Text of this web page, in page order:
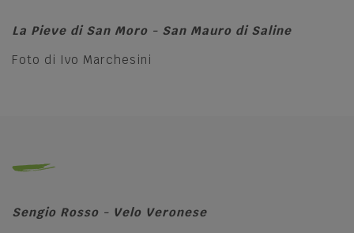
La Pieve di San Moro - San Mauro di Saline
Foto di Ivo Marchesini
Sengio Rosso - Velo Veronese